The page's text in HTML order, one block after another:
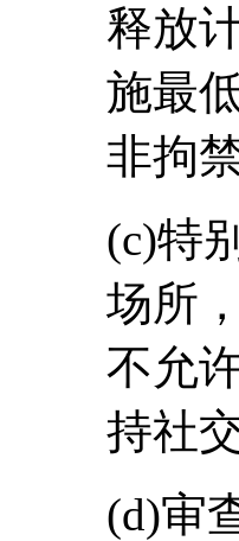
释放
施最
非拘
(c)特
场所
不允
持社
(d)审